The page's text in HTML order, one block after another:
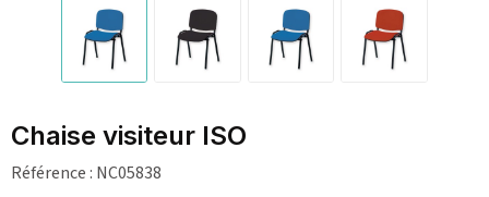
Chaise visiteur ISO
Référence : NC05838